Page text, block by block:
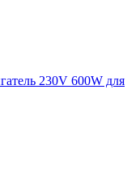
230V 600W для